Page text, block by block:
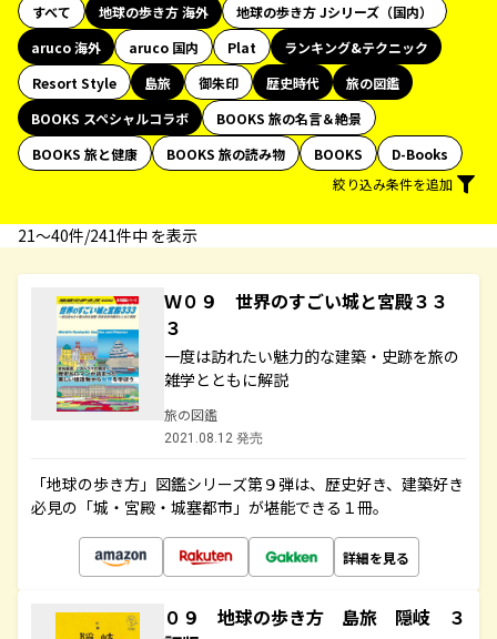
すべて 地球の歩き方 海外
地球の歩き方 Jシリーズ（国内）
aruco 海外
aruco 国内 Plat
ランキング&テクニック
Resort Style
島旅 御朱印 歴史時代
旅の図鑑
BOOKS スペシャルコラボ
BOOKS 旅の名言＆絶景
BOOKS 旅と健康
BOOKS 旅の読み物 BOOKS
D-Books
絞り込み条件を追加
21〜40件/241件中 を表示
Ｗ０９ 世界のすごい城と宮殿３３
３
一度は訪れたい魅力的な建築・史跡を旅の
雑学とともに解説
旅の図鑑
2021.08.12 発売
「地球の歩き方」図鑑シリーズ第９弾は、歴史好き、建築好き
必見の「城・宮殿・城塞都市」が堪能できる１冊。
詳細を見る
０９ 地球の歩き方 島旅 隠岐 ３